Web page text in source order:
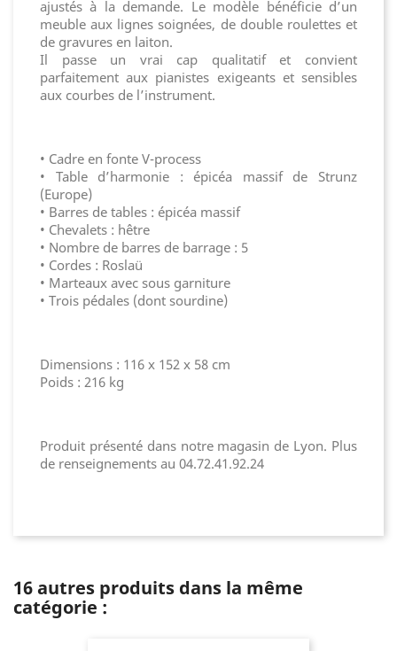
ajustés à la demande. Le modèle bénéficie d’un
meuble aux lignes soignées, de double roulettes et
de gravures en laiton.
Il passe un vrai cap qualitatif et convient
parfaitement aux pianistes exigeants et sensibles
aux courbes de l’instrument.
• Cadre en fonte V-process
• Table d’harmonie : épicéa massif de Strunz
(Europe)
• Barres de tables : épicéa massif
• Chevalets : hêtre
• Nombre de barres de barrage : 5
• Cordes : Roslaü
• Marteaux avec sous garniture
• Trois pédales (dont sourdine)
Dimensions : 116 x 152 x 58 cm
Poids : 216 kg
Produit présenté dans notre magasin de Lyon. Plus
de renseignements au 04.72.41.92.24
16 autres produits dans la même
catégorie :